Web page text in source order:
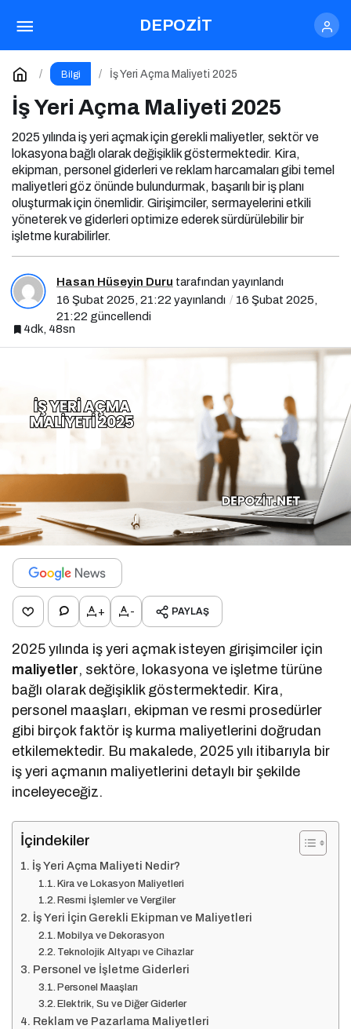
DEPOZİT
Bilgi İş Yeri Açma Maliyeti 2025
İş Yeri Açma Maliyeti 2025
2025 yılında iş yeri açmak için gerekli maliyetler, sektör ve
lokasyona bağlı olarak değişiklik göstermektedir. Kira,
ekipman, personel giderleri ve reklam harcamaları gibi temel
maliyetleri göz önünde bulundurmak, başarılı bir iş planı
oluşturmak için önemlidir. Girişimciler, sermayelerini etkili
yöneterek ve giderleri optimize ederek sürdürülebilir bir
işletme kurabilirler.
Hasan Hüseyin Duru tarafından yayınlandı
16 Şubat 2025, 21:22 yayınlandı
16 Şubat 2025,
21:22 güncellendi
4dk, 48sn
+ - PAYLAŞ
2025 yılında iş yeri açmak isteyen girişimciler için
maliyetler, sektöre, lokasyona ve işletme türüne
bağlı olarak değişiklik göstermektedir. Kira,
personel maaşları, ekipman ve resmi prosedürler
gibi birçok faktör iş kurma maliyetlerini doğrudan
etkilemektedir. Bu makalede, 2025 yılı itibarıyla bir
iş yeri açmanın maliyetlerini detaylı bir şekilde
inceleyeceğiz.
İçindekiler
İş Yeri Açma Maliyeti Nedir?
Kira ve Lokasyon Maliyetleri
Resmi İşlemler ve Vergiler
İş Yeri İçin Gerekli Ekipman ve Maliyetleri
Mobilya ve Dekorasyon
Teknolojik Altyapı ve Cihazlar
Personel ve İşletme Giderleri
Personel Maaşları
Elektrik, Su ve Diğer Giderler
Reklam ve Pazarlama Maliyetleri
Bir Kafe Açmanın Maliyeti 2025
Yorum Yap